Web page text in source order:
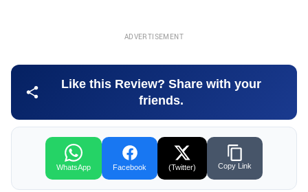
ADVERTISEMENT
Like this Review? Share with your
friends.
WhatsApp Facebook (Twitter) Copy Link